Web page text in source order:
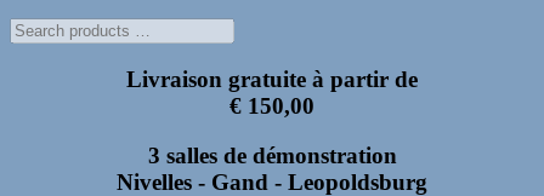
Search
products
Livraison gratuite à partir de
€ 150,00
3 salles de démonstration
Nivelles - Gand - Leopoldsburg